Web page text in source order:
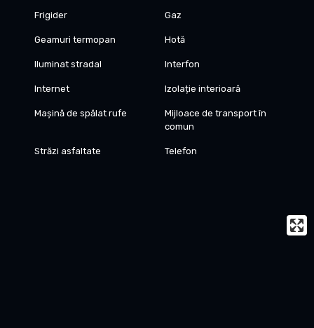
Frigider Gaz
Geamuri termopan Hotă
Iluminat stradal Interfon
Internet Izolație interioară
Mașină de spălat rufe
Mijloace de transport în
comun
Străzi asfaltate Telefon